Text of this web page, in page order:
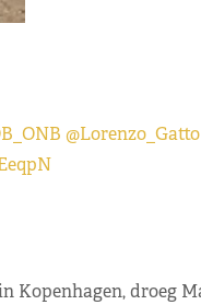
@Lorenzo_Gatto
Kopenhagen, droeg